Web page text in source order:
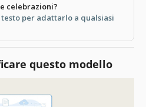
celebrazioni?
per adattarlo a qualsiasi
questo modello